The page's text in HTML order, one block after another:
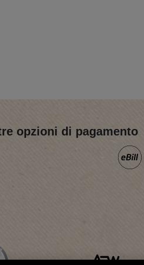
opzioni di pagamento